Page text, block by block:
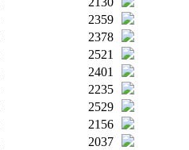
2359
2378
2521
2401
2235
2529
2156
2037